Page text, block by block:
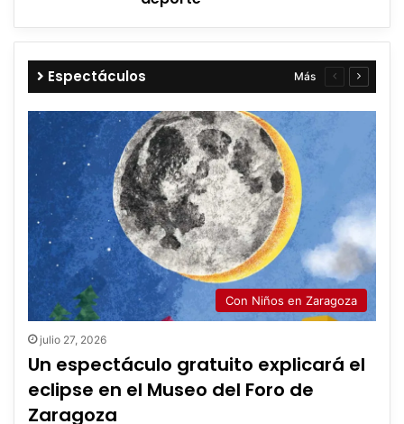
Espectáculos Más
Página
anterior
Con Niños en Zaragoza
julio 27, 2026
Un espectáculo gratuito explicará el
eclipse en el Museo del Foro de
Zaragoza